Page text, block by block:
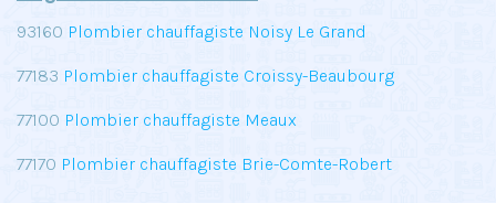
93160 Plombier chauffagiste Noisy Le Grand
77183 Plombier chauffagiste Croissy-Beaubourg
77100 Plombier chauffagiste Meaux
77170 Plombier chauffagiste Brie-Comte-Robert